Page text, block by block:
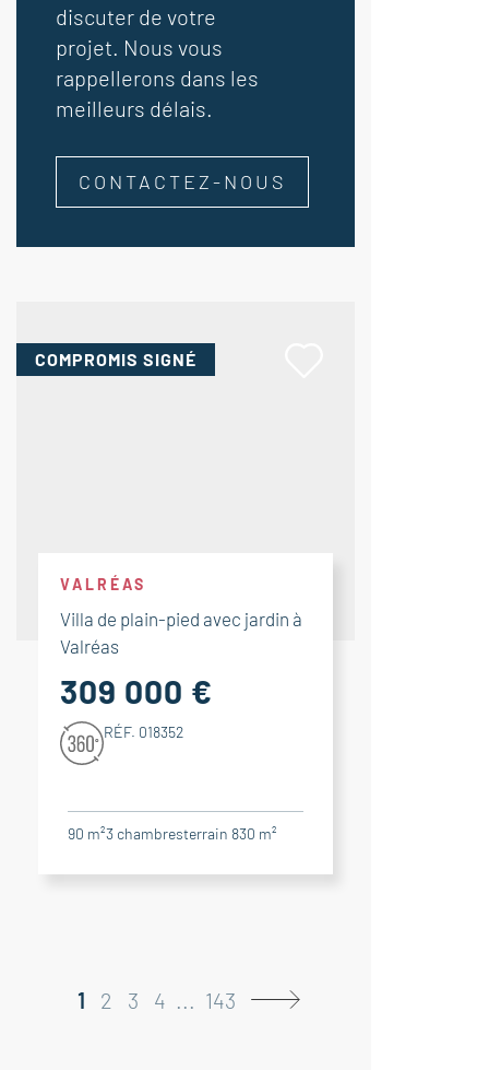
discuter de votre
projet. Nous vous
rappellerons dans les
meilleurs délais.
CONTACTEZ-NOUS
COMPROMIS SIGNÉ
VALRÉAS
Villa de plain-pied avec jardin à
Valréas
309 000 €
RÉF. 018352
90 m²3 chambresterrain 830 m²
1 2 3 4 ... 143